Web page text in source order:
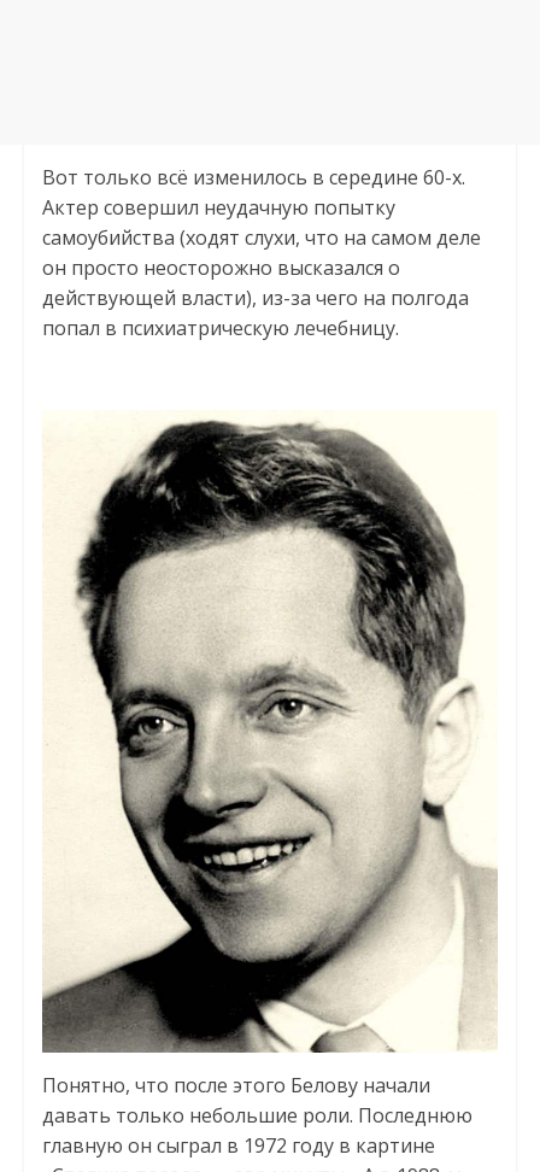
Вот только всё изменилось в середине 60-х.
Актер совершил неудачную попытку
самоубийства (ходят слухи, что на самом деле
он просто неосторожно высказался о
действующей власти), из-за чего на полгода
попал в психиатрическую лечебницу.
Понятно, что после этого Белову начали
давать только небольшие роли. Последнюю
главную он сыграл в 1972 году в картине